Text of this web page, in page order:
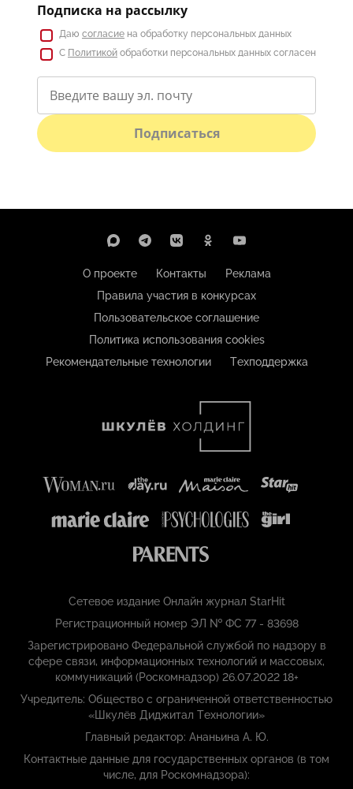
Подписка на рассылку
Даю согласие на обработку персональных данных
С Политикой обработки персональных данных согласен
Подписаться
О проекте Контакты
Реклама
Правила участия в конкурсах
Пользовательское соглашение
Политика использования cookies
Рекомендательные технологии
Техподдержка
Сетевое издание Онлайн журнал StarHit
Регистрационный номер ЭЛ № ФС 77 - 83698
Зарегистрировано Федеральной службой по надзору в
сфере связи, информационных технологий и массовых,
коммуникаций (Роскомнадзор) 26.07.2022 18+
Учредитель: Общество с ограниченной ответственностью
«Шкулёв Диджитал Технологии»
Главный редактор: Ананьина А. Ю.
Контактные данные для государственных органов (в том
числе, для Роскомнадзора):